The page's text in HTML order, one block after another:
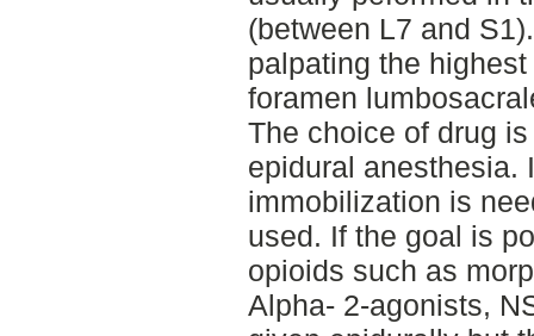
(between L7 and
palpating the
foramen
The choice of drug
epidural anesthesia.
immobilization is
used. If the goal is
opioids such as
Alpha- 2-agonists,